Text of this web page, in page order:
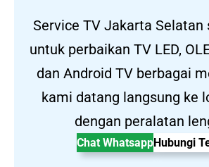
Service TV Jakarta Selatan
untuk perbaikan TV LED,
dan Android TV berbagai
kami datang langsung ke
dengan peralatan
Chat WhatsappHubungi